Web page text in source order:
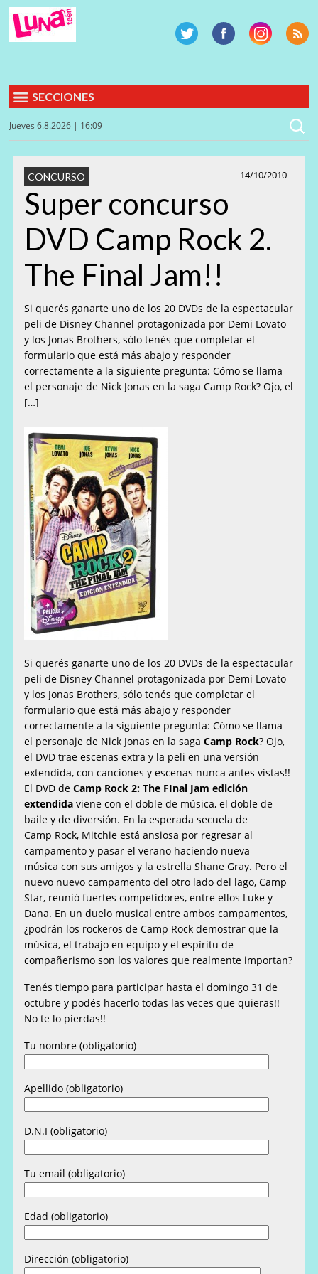
SECCIONES
Jueves 6.8.2026 | 16:09
14/10/2010
CONCURSO
Super concurso
DVD Camp Rock 2.
The Final Jam!!
Si querés ganarte uno de los 20 DVDs de la espectacular
peli de Disney Channel protagonizada por Demi Lovato
y los Jonas Brothers, sólo tenés que completar el
formulario que está más abajo y responder
correctamente a la siguiente pregunta: Cómo se llama
el personaje de Nick Jonas en la saga Camp Rock? Ojo, el
[…]
Si querés ganarte uno de los 20 DVDs de la espectacular
peli de Disney Channel protagonizada por Demi Lovato
y los Jonas Brothers, sólo tenés que completar el
formulario que está más abajo y responder
correctamente a la siguiente pregunta: Cómo se llama
el personaje de Nick Jonas en la sagaCamp Rock? Ojo,
el DVD trae escenas extra y la peli en una versión
extendida, con canciones y escenas nunca antes vistas!!
El DVD deCamp Rock 2: The FInal Jam edición
extendida viene con el doble de música, el doble de
baile y de diversión. En la esperada secuela de
Camp Rock, Mitchie está ansiosa por regresar al
campamento y pasar el verano haciendo nueva
música con sus amigos y la estrella Shane Gray. Pero el
nuevo nuevo campamento del otro lado del lago, Camp
Star, reunió fuertes competidores, entre ellos Luke y
Dana. En un duelo musical entre ambos campamentos,
¿podrán los rockeros de Camp Rock demostrar que la
música, el trabajo en equipo y el espíritu de
compañerismo son los valores que realmente importan?
Tenés tiempo para participar hasta el domingo 31 de
octubre y podés hacerlo todas las veces que quieras!!
No te lo pierdas!!
Tu nombre (obligatorio)
Apellido (obligatorio)
D.N.I (obligatorio)
Tu email (obligatorio)
Edad (obligatorio)
Dirección (obligatorio)